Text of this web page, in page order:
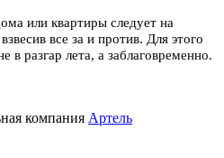
или квартиры следует на
все за и против. Для этого
в разгар лета, а заблаговременно.
компания Артель